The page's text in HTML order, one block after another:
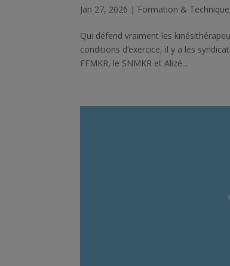
Jan 27, 2026 | Formation & Technique
Qui défend vraiment les
conditions d’exercice, il y a les
FFMKR, le SNMKR et Alizé...